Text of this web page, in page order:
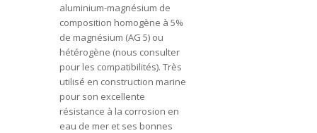
aluminium-magnésium de
composition homogène à 5%
de magnésium (AG 5) ou
hétérogène (nous consulter
pour les compatibilités). Très
utilisé en construction marine
pour son excellente
résistance à la corrosion en
eau de mer et ses bonnes